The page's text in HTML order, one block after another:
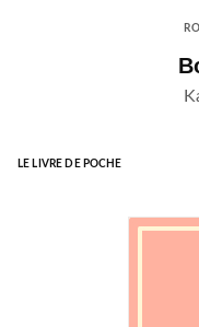
LE LIVRE DE POCHE